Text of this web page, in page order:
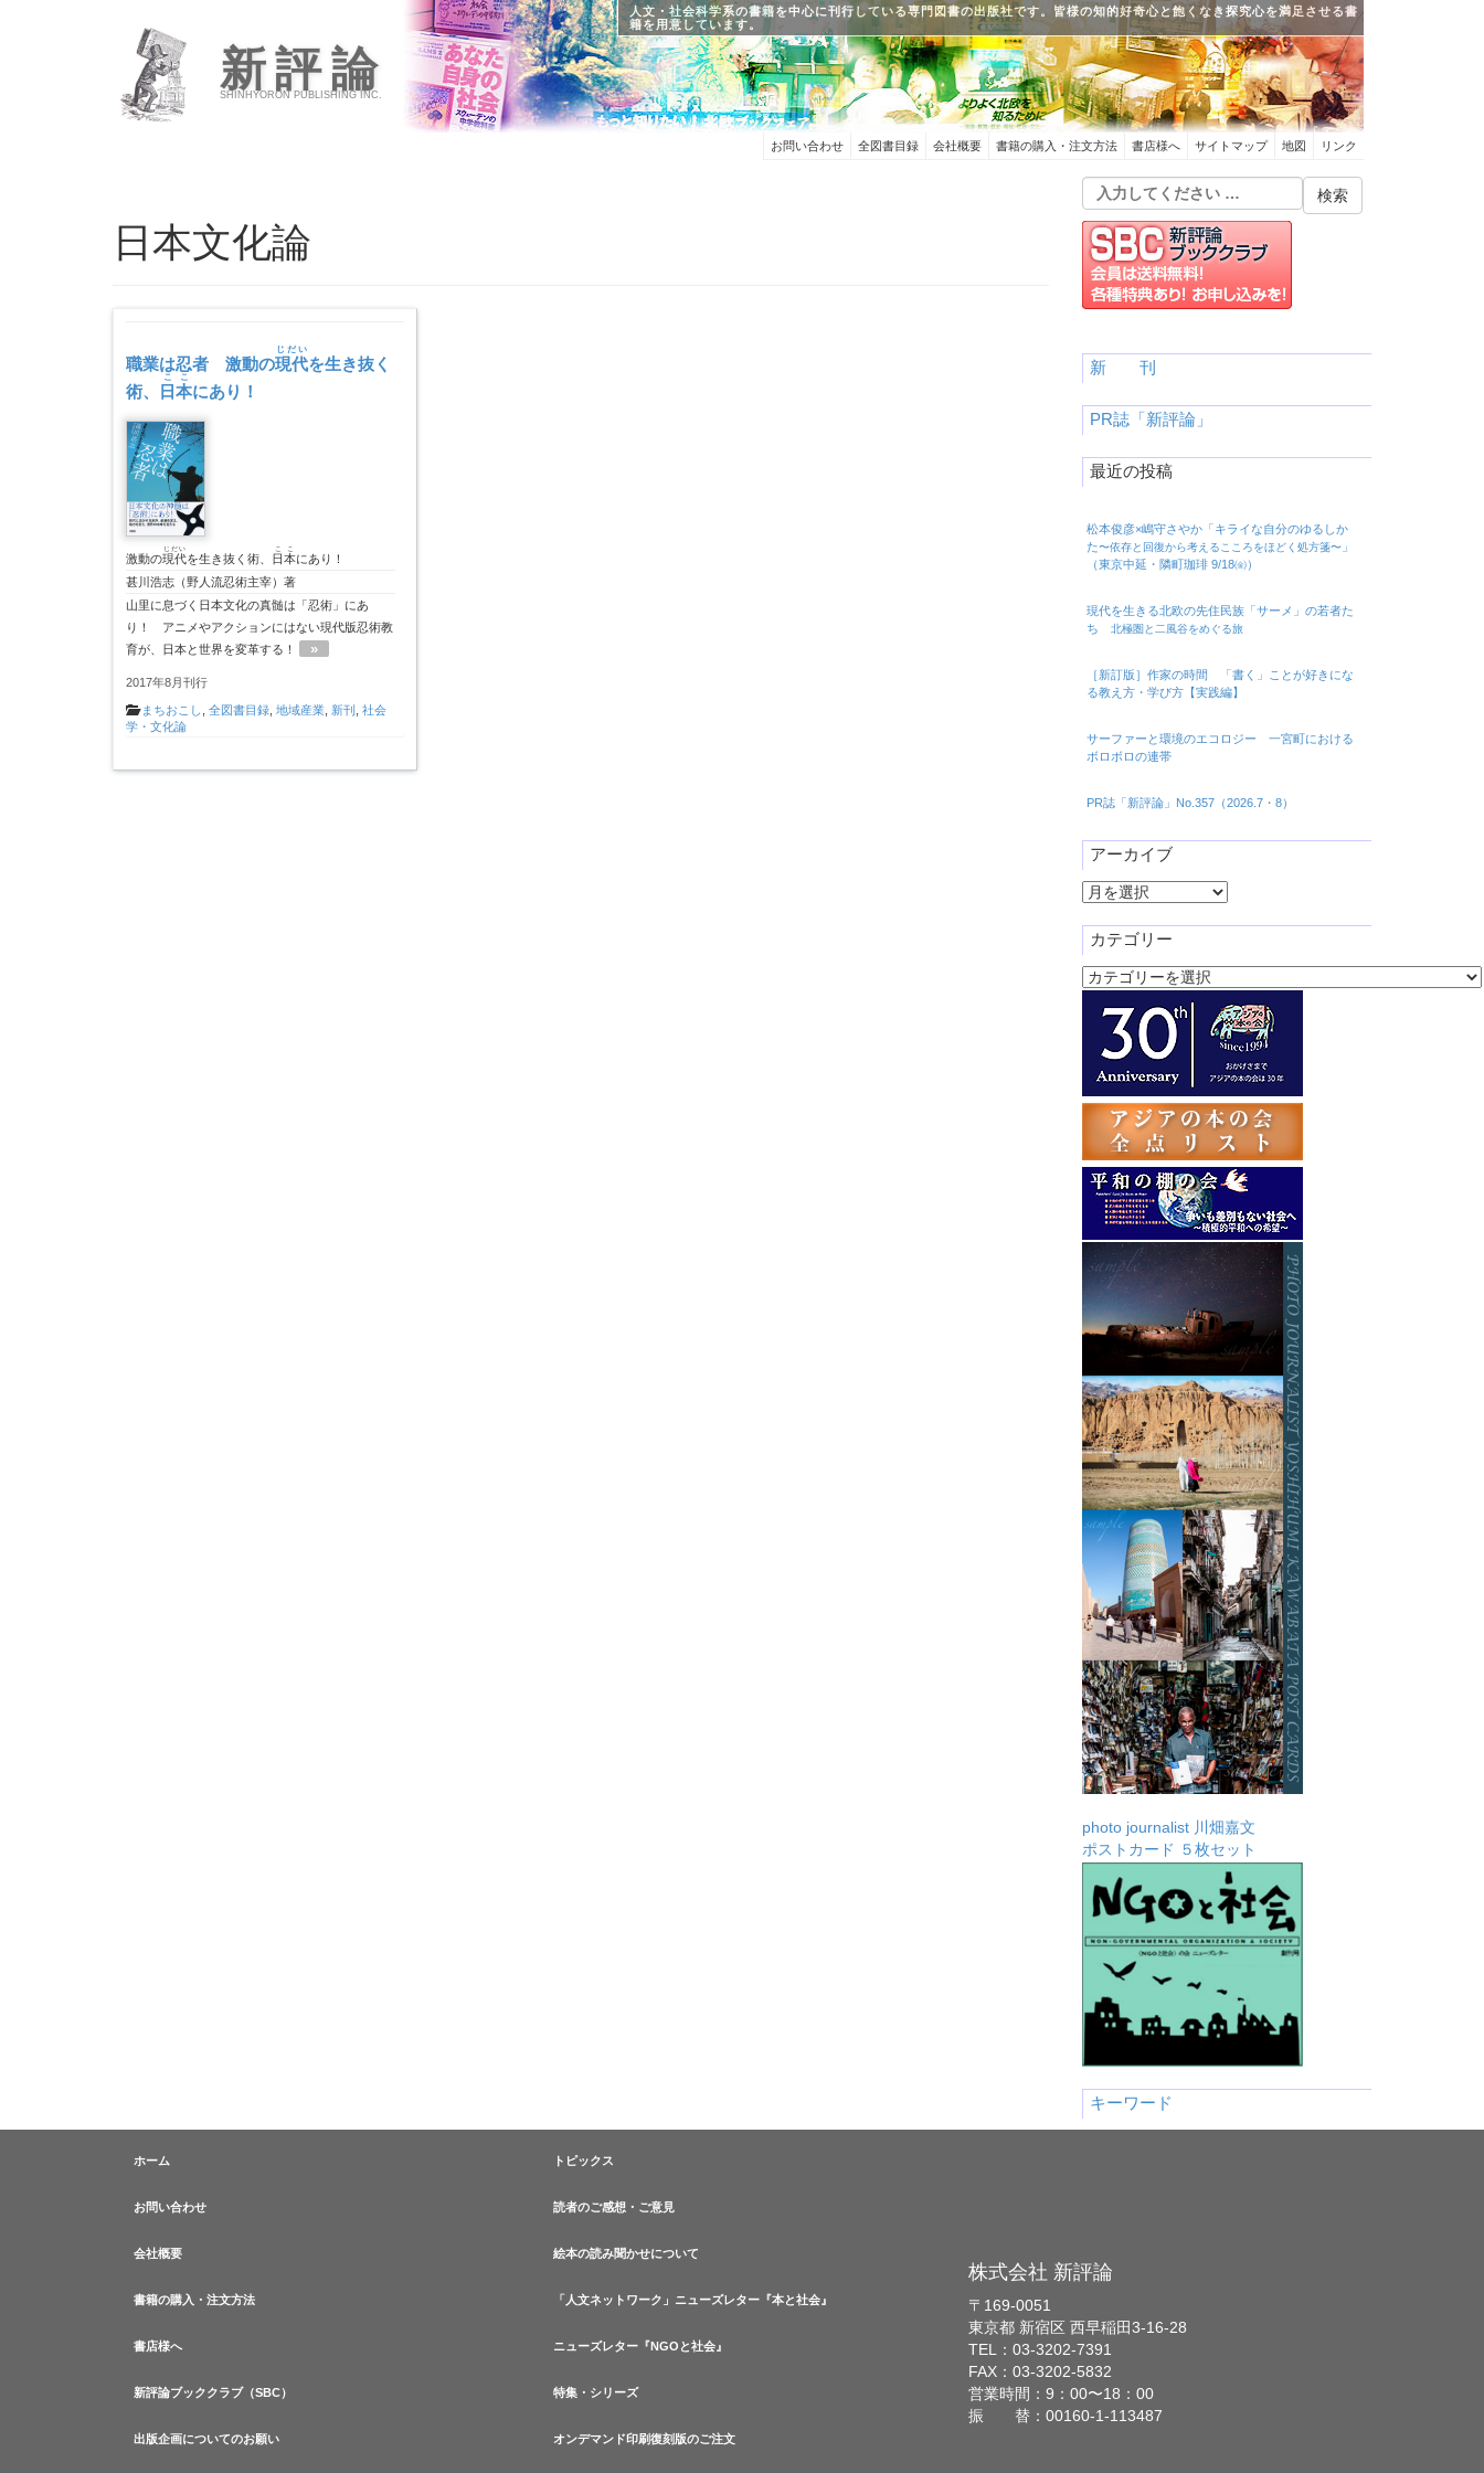
新評論
SHINHYORON PUBLISHING INC.
人文・社会科学系の書籍を中心に刊行している専門図書の出版社です。皆様の知的好奇心と飽くなき探究心を満足させる書
籍を用意しています。
お問い合わせ 全図書目録 会社概要 書籍の購入・注文方法 書店様へ サイトマップ 地図 リンク
日本文化論
職業は忍者 激動の現代
じだい
を生き抜く
術、
日本
ここ
にあり！
激動の現代
じだい
を生き抜く術、 日本
ここ
にあり！
甚川浩志（野人流忍術主宰）著
山里に息づく日本文化の真髄は「忍術」にあ
り！ アニメやアクションにはない現代版忍術教
育が、日本と世界を変革する！
»
2017年8月刊行
まちおこし , 全図書目録, 地域産業, 新刊 , 社会
学・文化論
新 刊
PR誌「新評論」
最近の投稿
松本俊彦×嶋守さやか「キライな自分のゆるしか
た〜依存と回復から考えるこころをほどく処方箋〜」
（東京中延・隣町珈琲 9/18㈮）
現代を生きる北欧の先住民族「サーメ」の若者た
ち 北極圏と二風谷をめぐる旅
［新訂版］作家の時間 「書く」ことが好きにな
る教え方・学び方【実践編】
サーファーと環境のエコロジー 一宮町における
ボロボロの連帯
PR誌「新評論」No.357（2026.7・8）
アーカイブ
ア
カ
イ
ブ
カテゴリー
カ
photo journalist 川畑嘉文
ポストカード ５枚セット
キーワード
ホーム
お問い合わせ
会社概要
書籍の購入・注文方法
書店様へ
新評論ブッククラブ（SBC）
出版企画についてのお願い
トピックス
読者のご感想・ご意見
絵本の読み聞かせについて
「人文ネットワーク」ニューズレター『本と社会』
ニューズレター『NGOと社会』
特集・シリーズ
オンデマンド印刷復刻版のご注文
株式会社 新評論
〒169-0051
東京都 新宿区 西早稲田3-16-28
TEL：03-3202-7391
FAX：03-3202-5832
営業時間：9：00〜18：00
振 替：00160-1-113487